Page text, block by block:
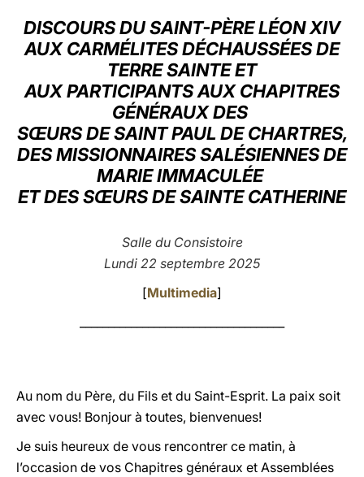
LATINE
DISCOURS DU SAINT-PÈRE LÉON XIV
AUX CARMÉLITES DÉCHAUSSÉES DE
TERRE SAINTE ET
AUX PARTICIPANTS AUX CHAPITRES
GÉNÉRAUX DES
SŒURS DE SAINT PAUL DE CHARTRES,
DES MISSIONNAIRES SALÉSIENNES DE
MARIE IMMACULÉE
ET DES SŒURS DE SAINTE CATHERINE
Salle du Consistoire
Lundi 22 septembre 2025
[Multimedia]
Au nom du Père, du Fils et du Saint-Esprit. La paix soit
avec vous! Bonjour à toutes, bienvenues!
Je suis heureux de vous rencontrer ce matin, à
l’occasion de vos Chapitres généraux et Assemblées